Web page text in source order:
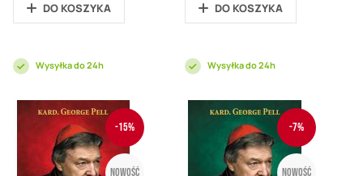
DO KOSZYKA
Wysyłka do 24h
DO KOSZYKA
Wysyłka do 24h
-15%
Nowość
-7%
Nowość